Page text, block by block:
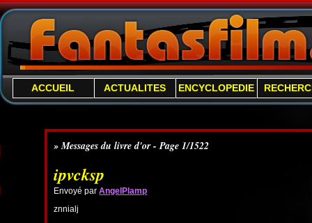
ACCUEIL ACTUALITES ENCYCLOPEDIE
» Messages du livre d'or - Page 1/1522
ipvcksp
Envoyé parAngelPlamp
znnialj